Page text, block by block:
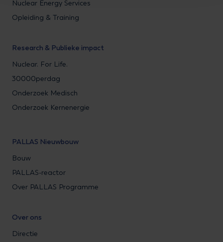
Nuclear Energy Services
Opleiding & Training
Research & Publieke impact
Nuclear. For Life.
30000perdag
Onderzoek Medisch
Onderzoek Kernenergie
PALLAS Nieuwbouw
Bouw
PALLAS-reactor
Over PALLAS Programme
Over ons
Directie